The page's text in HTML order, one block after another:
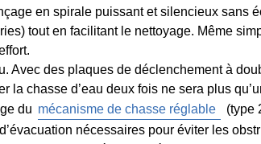
en spirale puissant et silencieux sans
tout en facilitant le nettoyage. Même
Avec des plaques de déclenchement à
la chasse d’eau deux fois ne sera plus
du mécanisme de chasse réglable
(type
nécessaires pour éviter les